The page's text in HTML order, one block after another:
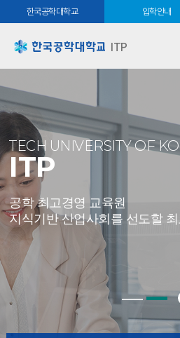
한국공학대학교 입학안내
ITP
TECH UNIVERSITY OF
ITP
공학 최고경영 교육원
지식기반 산업사회를 선도할